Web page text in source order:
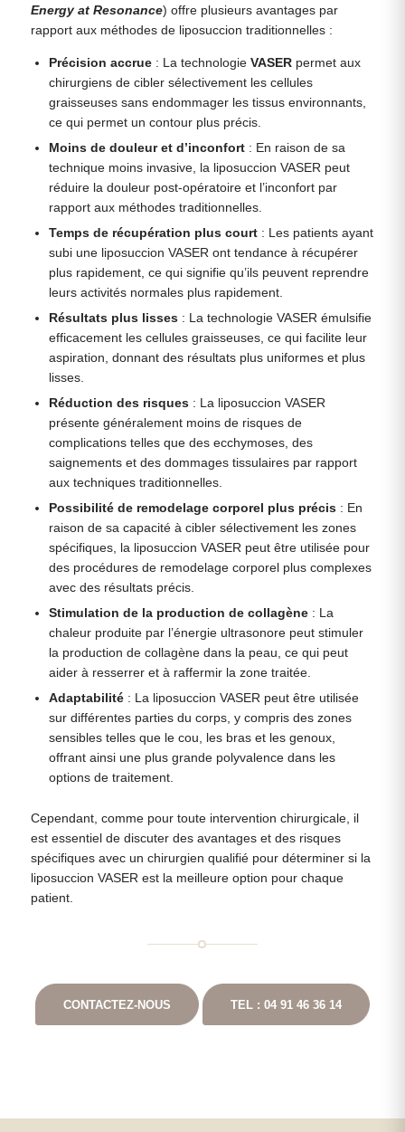
Energy at Resonance) offre plusieurs avantages par
rapport aux méthodes de liposuccion traditionnelles :
Précision accrue : La technologieVASER permet aux
chirurgiens de cibler sélectivement les cellules
graisseuses sans endommager les tissus environnants,
ce qui permet un contour plus précis.
Moins de douleur et d’inconfort : En raison de sa
technique moins invasive, la liposuccion VASER peut
réduire la douleur post-opératoire et l’inconfort par
rapport aux méthodes traditionnelles.
Temps de récupération plus court : Les patients ayant
subi une liposuccion VASER ont tendance à récupérer
plus rapidement, ce qui signifie qu’ils peuvent reprendre
leurs activités normales plus rapidement.
Résultats plus lisses : La technologie VASER émulsifie
efficacement les cellules graisseuses, ce qui facilite leur
aspiration, donnant des résultats plus uniformes et plus
lisses.
Réduction des risques : La liposuccion VASER
présente généralement moins de risques de
complications telles que des ecchymoses, des
saignements et des dommages tissulaires par rapport
aux techniques traditionnelles.
Possibilité de remodelage corporel plus précis : En
raison de sa capacité à cibler sélectivement les zones
spécifiques, la liposuccion VASER peut être utilisée pour
des procédures de remodelage corporel plus complexes
avec des résultats précis.
Stimulation de la production de collagène : La
chaleur produite par l’énergie ultrasonore peut stimuler
la production de collagène dans la peau, ce qui peut
aider à resserrer et à raffermir la zone traitée.
Adaptabilité : La liposuccion VASER peut être utilisée
sur différentes parties du corps, y compris des zones
sensibles telles que le cou, les bras et les genoux,
offrant ainsi une plus grande polyvalence dans les
options de traitement.
Cependant, comme pour toute intervention chirurgicale, il
est essentiel de discuter des avantages et des risques
spécifiques avec un chirurgien qualifié pour déterminer si la
liposuccion VASER est la meilleure option pour chaque
patient.
CONTACTEZ-NOUS TEL : 04 91 46 36 14